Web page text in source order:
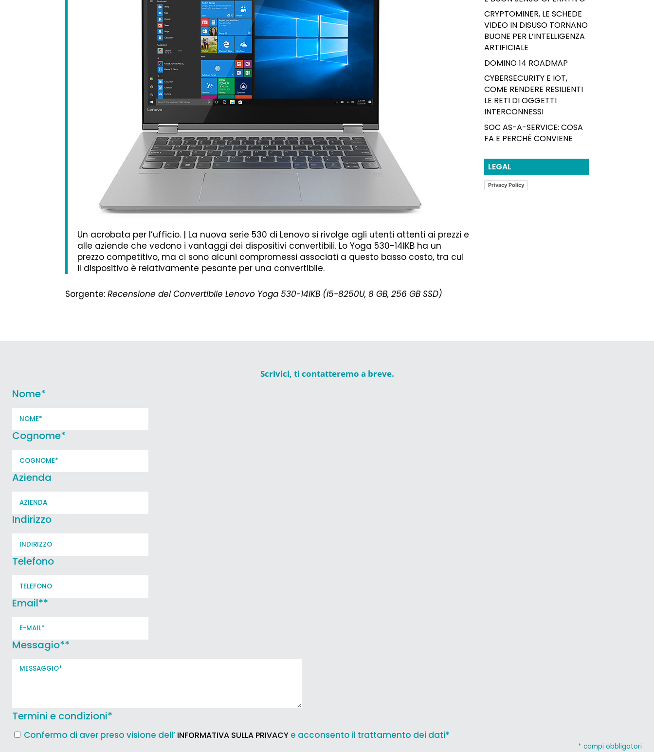
Un acrobata per l’ufficio. | La nuova serie 530 di Lenovo si rivolge agli utenti attenti ai prezzi e
alle aziende che vedono i vantaggi dei dispositivi convertibili. Lo Yoga 530-14IKB ha un
prezzo competitivo, ma ci sono alcuni compromessi associati a questo basso costo, tra cui
il dispositivo è relativamente pesante per una convertibile.
Sorgente:Recensione del Convertibile Lenovo Yoga 530-14IKB (i5-8250U, 8 GB, 256 GB SSD)
CRYPTOMINER, LE SCHEDE
VIDEO IN DISUSO TORNANO
BUONE PER L’INTELLIGENZA
ARTIFICIALE
DOMINO 14 ROADMAP
CYBERSECURITY E IOT,
COME RENDERE RESILIENTI
LE RETI DI OGGETTI
INTERCONNESSI
SOC AS-A-SERVICE: COSA
FA E PERCHÉ CONVIENE
LEGAL
Privacy Policy
Scrivici, ti contatteremo a breve.
Nome*
Cognome*
Azienda
Indirizzo
Telefono
Email**
Messagio**
Termini e condizioni*
Confermo di aver preso visione dell’ INFORMATIVA SULLA PRIVACY e acconsento il trattamento dei dati*
* campi obbligatori